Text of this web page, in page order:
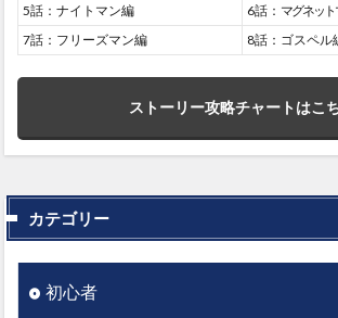
5話：ナイトマン編
6話： マグネット
7話：フリーズマン編
8話：ゴスペル
ストーリー攻略チャートはこ
カテゴリー
初心者